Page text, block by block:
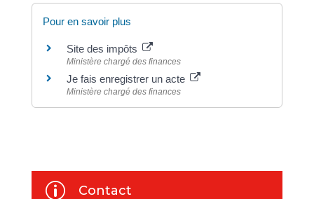
Pour en savoir plus
Site des impôts
Ministère chargé des finances
Je fais enregistrer un acte
Ministère chargé des finances
p Contact